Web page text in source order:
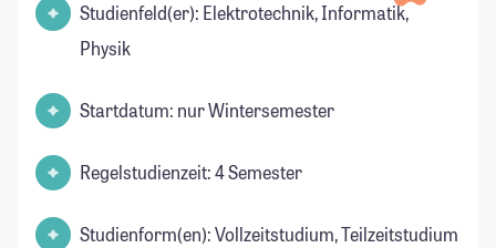
Studienfeld(er): Elektrotechnik, Informatik,
Physik
Startdatum: nur Wintersemester
Regelstudienzeit: 4 Semester
Studienform(en): Vollzeitstudium, Teilzeitstudium